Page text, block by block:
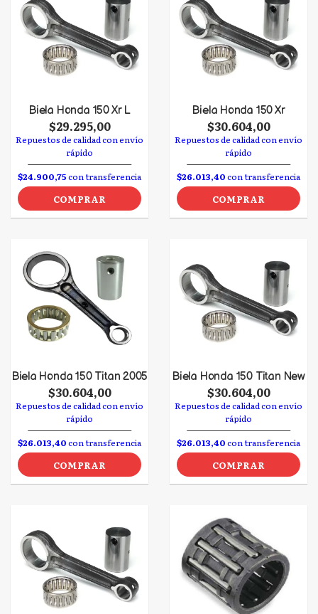
Biela Honda 150 Xr L
$29.295,00
Repuestos de calidad con envío
rápido
$24.900,75con transferencia
COMPRAR
Biela Honda 150 Xr
$30.604,00
Repuestos de calidad con envío
rápido
$26.013,40con transferencia
COMPRAR
Biela Honda 150 Titan 2005
$30.604,00
Repuestos de calidad con envío
rápido
$26.013,40con transferencia
COMPRAR
Biela Honda 150 Titan New
$30.604,00
Repuestos de calidad con envío
rápido
$26.013,40con transferencia
COMPRAR